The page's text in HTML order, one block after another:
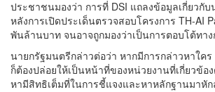
ประชาชนมองว่า การที่ DSI แถลงข้อมูลเกี่ยวกั
หลังการเปิดประเด็นตรวจสอบโครงการ TH-AI
พันล้านบาท จนอาจถูกมองว่าเป็นการตอบโต้ทาง
นายกรัฐมนตรีกล่าวต่อว่า หากมีการกล่าวหาใค
ก็ต้องปล่อยให้เป็นหน้าที่ของหน่วยงานที่เกี่ยวข้อ
หามีสิทธิเต็มที่ในการชี้แจงและหาหลักฐานมาหั